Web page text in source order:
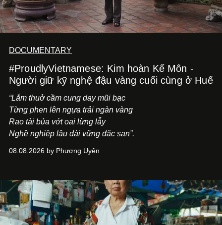
DOCUMENTARY
#ProudlyVietnamese: Kim hoàn Kế Môn -
Người giữ kỹ nghệ đậu vàng cuối cùng ở Huế
“Lắm thuở cầm cung day mũi bạc
Từng phen lên ngựa trải ngàn vàng
Rao tài bủa vớt oai lừng lẫy
Nghề nghiệp lâu dài vững đặc san”.
08.08.2026 by Phương Uyên